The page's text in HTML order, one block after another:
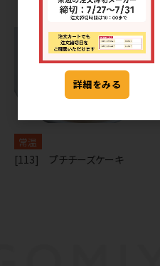
常温
[113] プチチーズケーキ
詳細をみる